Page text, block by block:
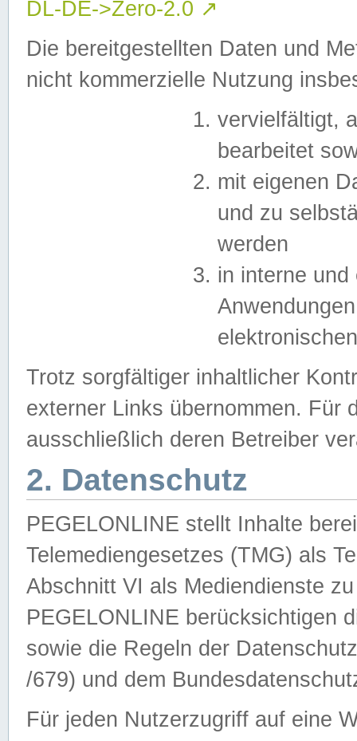
DL-DE->Zero-2.0 ↗
Die bereitgestellten Daten und
nicht kommerzielle Nutzung
vervielfältigt,
bearbeitet
mit eigenen
und zu
werden
in interne
Trotz sorgfältiger inhaltlicher
externer Links übernommen. Für
ausschließlich deren Betreiber
2. Datenschutz
PEGELONLINE stellt Inhalte
Telemediengesetzes (TMG) als
Abschnitt VI als Mediendienste
PEGELONLINE berücksichtigen
sowie die Regeln der
/679) und dem
Für jeden Nutzerzugriff auf eine